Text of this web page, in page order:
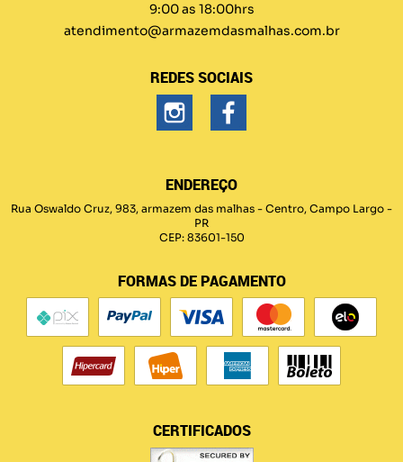
9:00 as 18:00hrs
atendimento@armazemdasmalhas.com.br
REDES SOCIAIS
ENDEREÇO
Rua Oswaldo Cruz, 983, armazem das malhas - Centro, Campo Largo -
PR
CEP: 83601-150
FORMAS DE PAGAMENTO
CERTIFICADOS